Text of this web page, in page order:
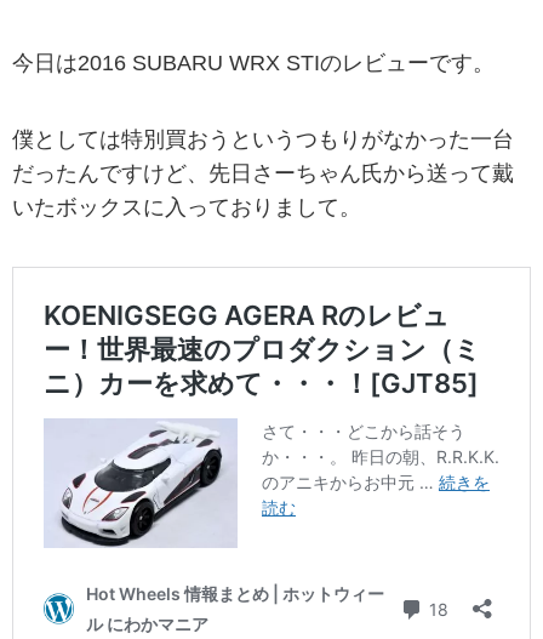
今日は2016 SUBARU WRX STIのレビューです。
僕としては特別買おうというつもりがなかった一台
だったんですけど、先日さーちゃん氏から送って戴
いたボックスに入っておりまして。